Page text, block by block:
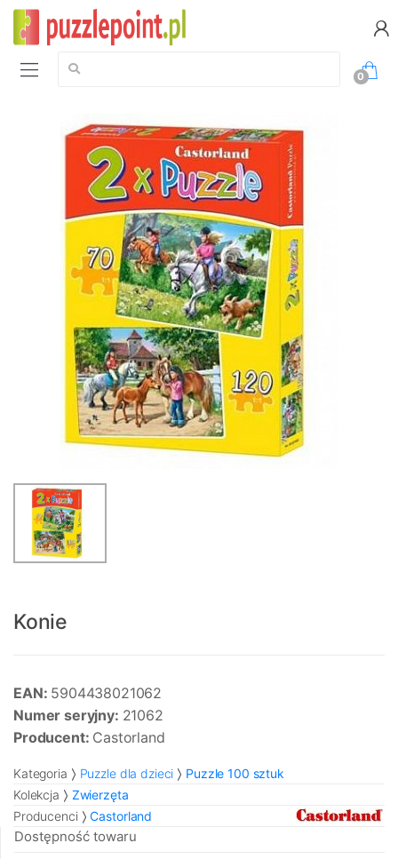
Szukaj:
0
Konie
EAN: 5904438021062
Numer seryjny: 21062
Producent: Castorland
Kategoria Puzzle dla dzieci
Puzzle 100 sztuk
Kolekcja
Zwierzęta
Producenci
Castorland
Dostępność towaru